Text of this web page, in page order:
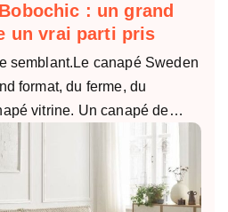
: un grand
un vrai parti pris
semblant.Le canapé Sweden
format, du ferme, du
vitrine. Un canapé de…